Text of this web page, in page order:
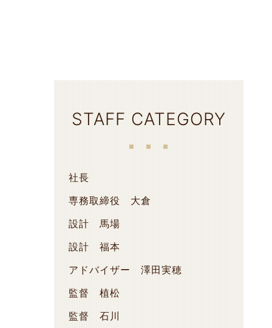
STAFF CATEGORY
社長
専務取締役 大倉
設計 馬場
設計 福本
アドバイザー 澤田実穂
監督 植松
監督 石川